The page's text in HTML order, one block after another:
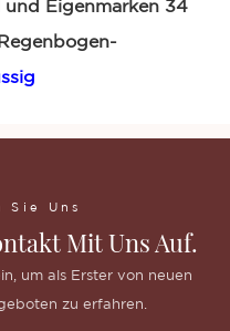
Sie Uns
Mit Uns Auf.
um als Erster von neuen
zu erfahren.